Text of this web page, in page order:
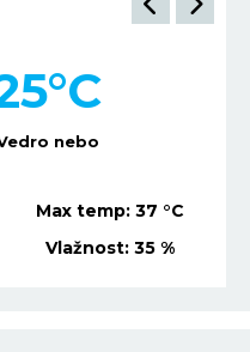
nebo
°C
Max temp: 37 °C
Vlažnost: 35 %